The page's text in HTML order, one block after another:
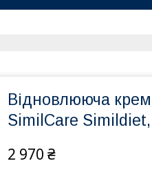
Відновлююча
SimilСare Simildiet,
2 970 ₴